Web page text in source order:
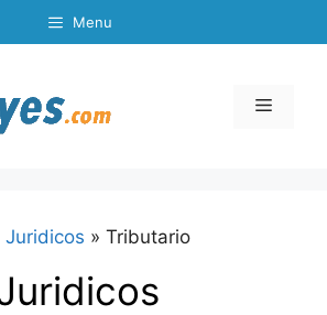
Menu
Menu
Juridicos » Tributario